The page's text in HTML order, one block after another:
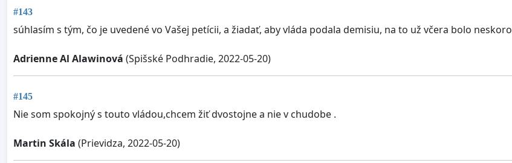
#143
súhlasím s tým, čo je uvedené vo Vašej petícii, a žiadať, aby vláda podala demisiu, na to už včera bolo neskoro
Adrienne Al Alawinová (Spišské Podhradie, 2022-05-20)
#145
Nie som spokojný s touto vládou,chcem žiť dvostojne a nie v chudobe .
Martin Skála (Prievidza, 2022-05-20)